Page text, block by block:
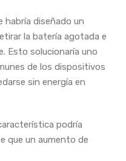
habría diseñado un
la batería agotada e
Esto solucionaría uno
de los dispositivos
sin energía en
podría
que un aumento de